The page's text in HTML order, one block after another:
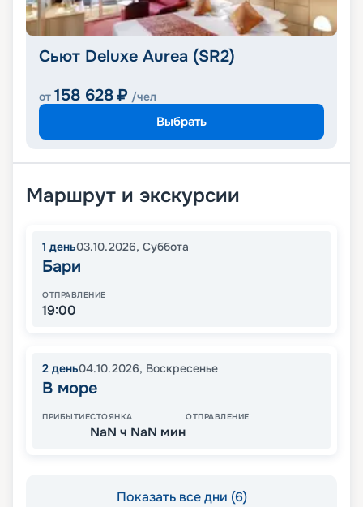
Сьют Deluxe Aurea (SR2)
от 158 628 ₽ /чел
Выбрать
Маршрут и экскурсии
1 день03.10.2026, Суббота
Бари
ОТПРАВЛЕНИЕ
19:00
2 день04.10.2026, Воскресенье
В море
ПРИБЫТИЕСТОЯНКА
NaN ч NaN мин
ОТПРАВЛЕНИЕ
Показать все дни (6)